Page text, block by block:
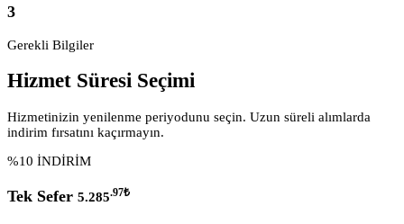
3
Gerekli Bilgiler
Hizmet Süresi Seçimi
Hizmetinizin yenilenme periyodunu seçin. Uzun süreli alımlarda
indirim fırsatını kaçırmayın.
%10 İNDİRİM
Tek Sefer 5.285.97₺